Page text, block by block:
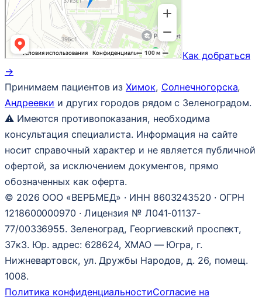
Как добраться
→
Принимаем пациентов изХимок, Солнечногорска,
Андреевки и других городов рядом с Зеленоградом.
⚠ Имеются противопоказания, необходима
консультация специалиста. Информация на сайте
носит справочный характер и не является публичной
офертой, за исключением документов, прямо
обозначенных как оферта.
© 2026 ООО «ВЕРБМЕД» · ИНН 8603243520 · ОГРН
1218600000970 · Лицензия № Л041-01137-
77/00336955. Зеленоград, Георгиевский проспект,
37к3. Юр. адрес: 628624, ХМАО — Югра, г.
Нижневартовск, ул. Дружбы Народов, д. 26, помещ.
1008.
Политика конфиденциальностиСогласие на